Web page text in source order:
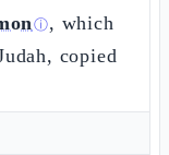
ⓘ, which
copied